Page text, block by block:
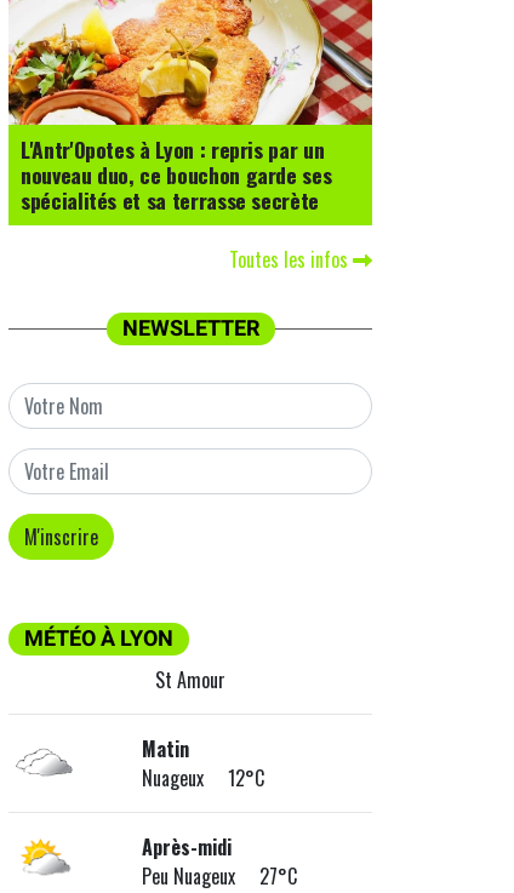
L'Antr'Opotes à Lyon : repris par un
nouveau duo, ce bouchon garde ses
spécialités et sa terrasse secrète
Toutes les infos
NEWSLETTER
MÉTÉO À LYON
St Amour
Matin
Nuageux 12°C
Après-midi
Peu Nuageux 27°C